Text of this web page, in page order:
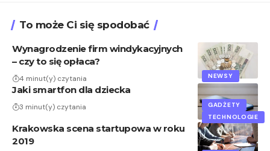
To może Ci się spodobać
NEWSY
Wynagrodzenie firm windykacyjnych
– czy to się opłaca?
4 minut(y) czytania
GADŻETY
TECHNOLOGIE
Jaki smartfon dla dziecka
3 minut(y) czytania
Krakowska scena startupowa w roku
2019